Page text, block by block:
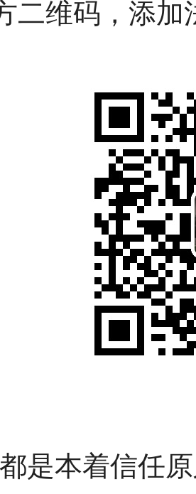
二维码，添
是本着信任